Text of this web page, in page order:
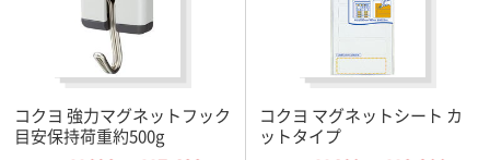
コクヨ 強力マグネットフック
目安保持荷重約500g
コクヨ マグネットシート カ
ットタイプ